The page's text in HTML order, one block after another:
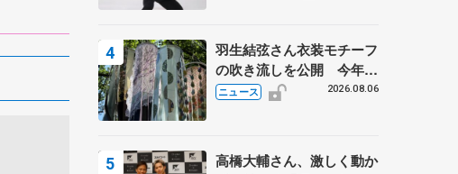
羽生結弦さん衣装モチーフ
の吹き流しを公開 今年は
「春よ、来い」、仙台の瑞
ニュース 2026.08.06
高橋大輔さん、激しく動か